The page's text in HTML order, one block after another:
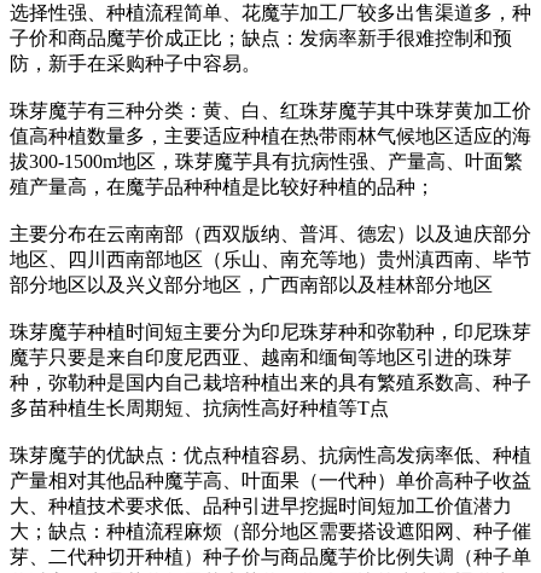
选择性强、种植流程简单、花魔芋加工厂较多出售渠道多，种
子价和商品魔芋价成正比；缺点：发病率新手很难控制和预
防，新手在采购种子中容易。
珠芽魔芋有三种分类：黄、白、红珠芽魔芋其中珠芽黄加工价
值高种植数量多，主要适应种植在热带雨林气候地区适应的海
拔300-1500m地区，珠芽魔芋具有抗病性强、产量高、叶面繁
殖产量高，在魔芋品种种植是比较好种植的品种；
主要分布在云南南部（西双版纳、普洱、德宏）以及迪庆部分
地区、四川西南部地区（乐山、南充等地）贵州滇西南、毕节
部分地区以及兴义部分地区，广西南部以及桂林部分地区
珠芽魔芋种植时间短主要分为印尼珠芽种和弥勒种，印尼珠芽
魔芋只要是来自印度尼西亚、越南和缅甸等地区引进的珠芽
种，弥勒种是国内自己栽培种植出来的具有繁殖系数高、种子
多苗种植生长周期短、抗病性高好种植等T点
珠芽魔芋的优缺点：优点种植容易、抗病性高发病率低、种植
产量相对其他品种魔芋高、叶面果（一代种）单价高种子收益
大、种植技术要求低、品种引进早挖掘时间短加工价值潜力
大；缺点：种植流程麻烦（部分地区需要搭设遮阳网、种子催
芽、二代种切开种植）种子价与商品魔芋价比例失调（种子单